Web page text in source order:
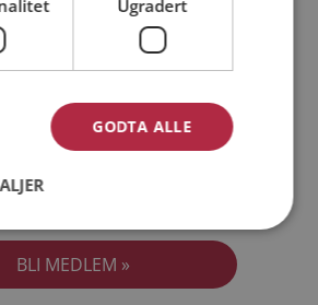
Medlemsvilkårene
Ugradert
GODTA ALLE